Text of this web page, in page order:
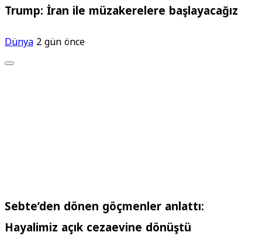
Trump: İran ile müzakerelere başlayacağız
Dünya2 gün önce
Sebte’den dönen göçmenler anlattı:
Hayalimiz açık cezaevine dönüştü